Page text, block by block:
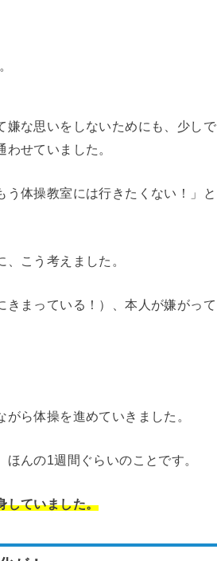
嫌な思いをしないためにも、少しで
せていました。
体操教室には行きたくない！」と
こう考えました。
まっている！）、本人が嫌がって
ら体操を進めていきました。
んの1週間ぐらいのことです。
していました。